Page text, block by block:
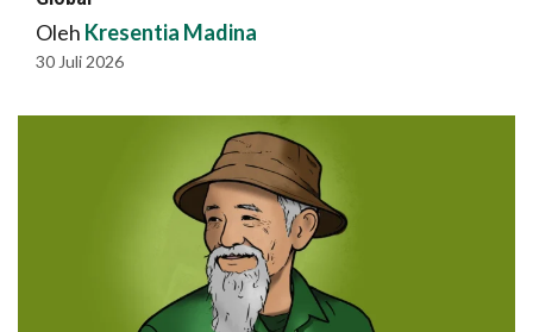
Oleh Kresentia Madina
30 Juli 2026